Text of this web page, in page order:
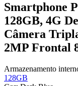
Smartphone
128GB, 4G
Câmera
2MP Frontal
Armazenamento
128GB